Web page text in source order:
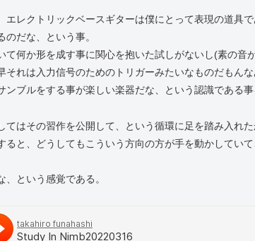
エレクトリックベースギターは僕にとって表現の道具
だな、という事。
て何か形を成す事に関心を抱いた試しがないし(素の音
それは入力信号のためのトリガーみたいなものだもん
ブルをする事が楽しい楽器だな、という認識である事
はその習作を公開して、という循環に足を踏み入れた
ると、どうしてもこういう方向の方が手を動かしてい
という感覚である。